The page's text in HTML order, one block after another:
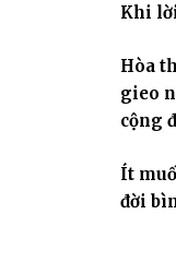
Khi
Hòa
gieo
cộng
Ít
đời